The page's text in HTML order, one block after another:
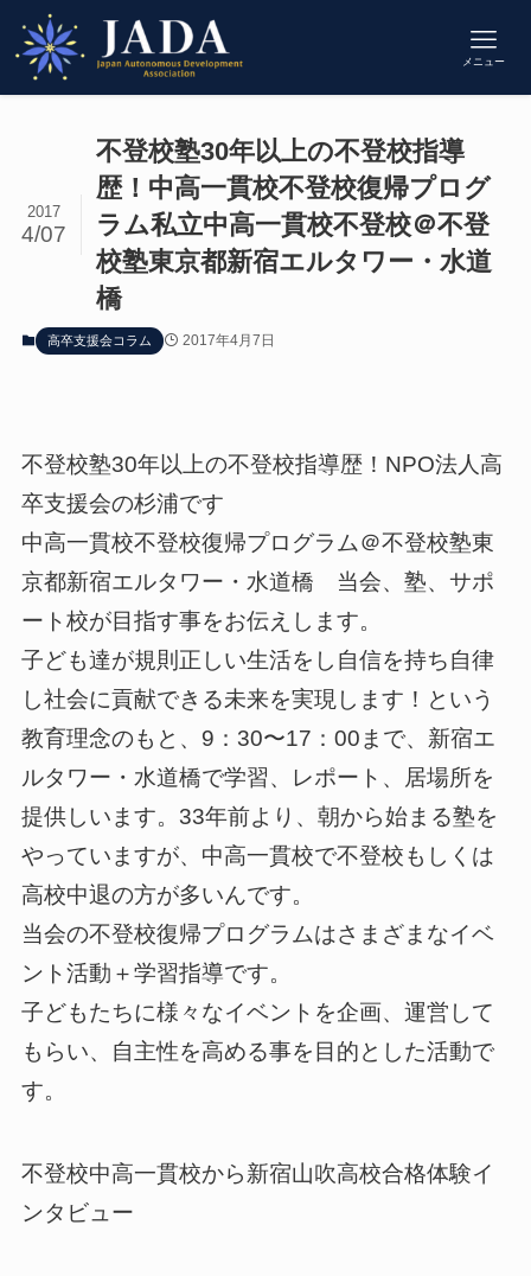
メニュー
不登校塾30年以上の不登校指導
歴！中高一貫校不登校復帰プログ
ラム私立中高一貫校不登校＠不登
校塾東京都新宿エルタワー・水道
橋
2017
4/07
高卒支援会コラム 2017年4月7日
不登校塾30年以上の不登校指導歴！NPO法人高
卒支援会の杉浦です
中高一貫校不登校復帰プログラム＠不登校塾東
京都新宿エルタワー・水道橋 当会、塾、サポ
ート校が目指す事をお伝えします。
子ども達が規則正しい生活をし自信を持ち自律
し社会に貢献できる未来を実現します！という
教育理念のもと、9：30〜17：00まで、新宿エ
ルタワー・水道橋で学習、レポート、居場所を
提供しいます。33年前より、朝から始まる塾を
やっていますが、中高一貫校で不登校もしくは
高校中退の方が多いんです。
当会の不登校復帰プログラムはさまざまなイベ
ント活動＋学習指導です。
子どもたちに様々なイベントを企画、運営して
もらい、自主性を高める事を目的とした活動で
す。
不登校中高一貫校から新宿山吹高校合格体験イ
ンタビュー